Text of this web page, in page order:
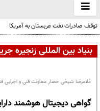
باز
و
توقف صادرات نفت عربستان به آمریکا
بنیاد بین المللی زنجیره
غلامرضا شیخی حصار معاونت فنی و اجرایی
گواهی دیجیتال هوشمند